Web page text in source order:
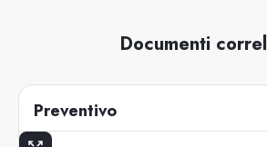
Documenti
Preventivo